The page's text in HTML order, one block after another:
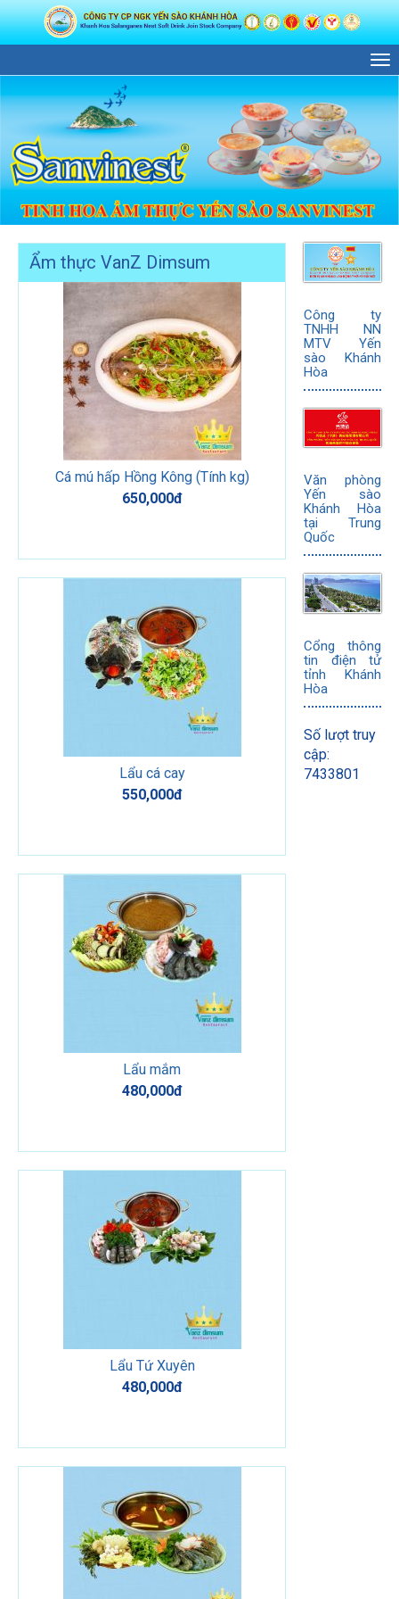
Ẩm thực VanZ Dimsum
Cá mú hấp Hồng Kông (Tính kg)
650,000đ
Lẩu cá cay
550,000đ
Lẩu mắm
480,000đ
Lẩu Tứ Xuyên
480,000đ
Công ty
TNHH NN
MTV Yến
sào Khánh
Hòa
Văn phòng
Yến sào
Khánh Hòa
tại Trung
Quốc
Cổng thông
tin điện tử
tỉnh Khánh
Hòa
Số lượt truy
cập:
7433801